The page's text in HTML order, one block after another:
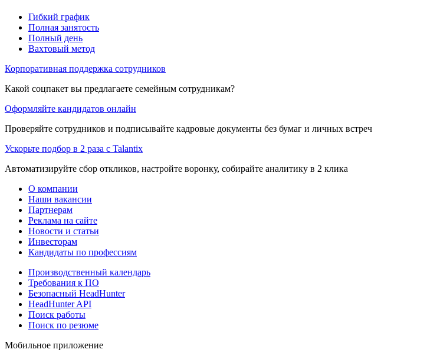
Гибкий график
Полная занятость
Полный день
Вахтовый метод
Корпоративная поддержка сотрудников
Какой соцпакет вы предлагаете семейным сотрудникам?
Оформляйте кандидатов онлайн
Проверяйте сотрудников и подписывайте кадровые документы без бумаг и личных встреч
Ускорьте подбор в 2 раза с Talantix
Автоматизируйте сбор откликов, настройте воронку, собирайте аналитику в 2 клика
О компании
Наши вакансии
Партнерам
Реклама на сайте
Новости и статьи
Инвесторам
Кандидаты по профессиям
Производственный календарь
Требования к ПО
Безопасный HeadHunter
HeadHunter API
Поиск работы
Поиск по резюме
Мобильное приложение